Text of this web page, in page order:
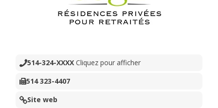
514-324-XXXX Cliquez pour afficher
514 323-4407
Site web